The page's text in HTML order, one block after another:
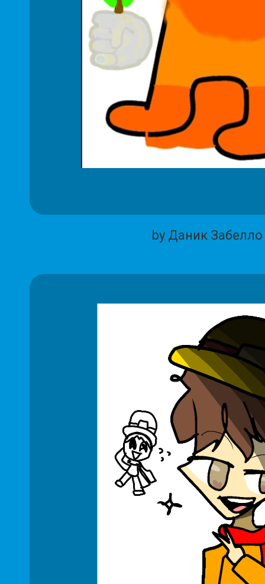
by Даник Забелло